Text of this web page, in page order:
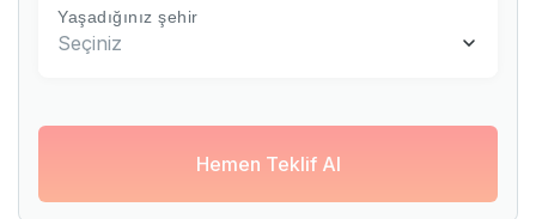
Yaşadığınız şehir
Seçiniz
Hemen Teklif Al